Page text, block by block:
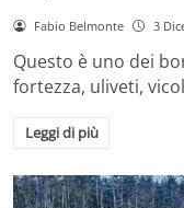
Fabio Belmonte 3
Questo è uno dei
fortezza, uliveti,
Leggi di più